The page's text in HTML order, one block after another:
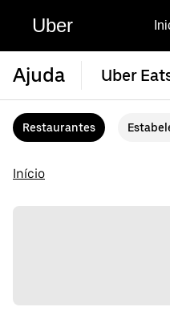
Uber
Ajuda Uber
Restaurantes
Início